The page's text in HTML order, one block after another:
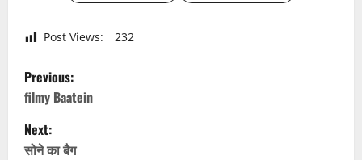
Post Views: 232
P
o
s
Previous:
filmy Baatein
Next:
सोने का बैग